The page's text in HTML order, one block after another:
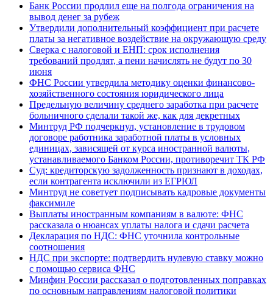
Банк России продлил еще на полгода ограничения на
вывод денег за рубеж
Утвердили дополнительный коэффициент при расчете
платы за негативное воздействие на окружающую среду
Сверка с налоговой и ЕНП: срок исполнения
требований продлят, а пени начислять не будут по 30
июня
ФНС России утвердила методику оценки финансово-
хозяйственного состояния юридического лица
Предельную величину среднего заработка при расчете
больничного сделали такой же, как для декретных
Минтруд РФ подчеркнул, установление в трудовом
договоре работника заработной платы в условных
единицах, зависящей от курса иностранной валюты,
устанавливаемого Банком России, противоречит ТК РФ
Суд: кредиторскую задолженность признают в доходах,
если контрагента исключили из ЕГРЮЛ
Минтруд не советует подписывать кадровые документы
факсимиле
Выплаты иностранным компаниям в валюте: ФНС
рассказала о нюансах уплаты налога и сдачи расчета
Декларация по НДС: ФНС уточнила контрольные
соотношения
НДС при экспорте: подтвердить нулевую ставку можно
с помощью сервиса ФНС
Минфин России рассказал о подготовленных поправках
по основным направлениям налоговой политики